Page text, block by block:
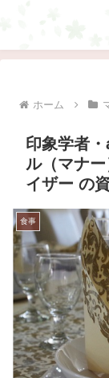
ホーム
印象学者
ル（マナ
イザー の
食事